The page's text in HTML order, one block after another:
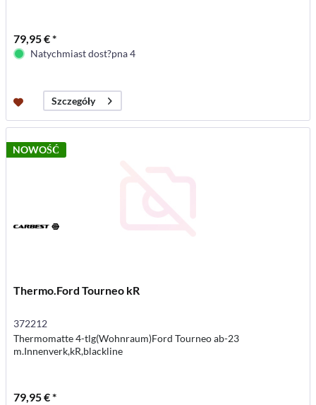
79,95 € *
Natychmiast dost?pna 4
Szczegóły
NOWOŚĆ
Thermo.Ford Tourneo kR
372212
Thermomatte 4-tlg(Wohnraum)Ford Tourneo ab-23
m.Innenverk,kR,blackline
79,95 € *